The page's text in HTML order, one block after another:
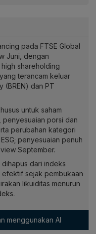
pada FTSE Global
Juni, dengan
shareholding
terancam keluar
(BREN) dan PT
untuk saham
penyesuaian porsi dan
perubahan kategori
penyesuaian penuh
September.
dihapus dari indeks
sejak pembukaan
likuiditas menurun
menggunakan AI